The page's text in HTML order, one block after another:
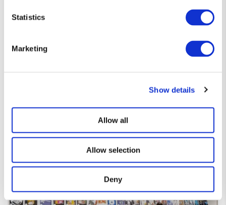
Statistics
Marketing
Show details
Allow all
Allow selection
Deny
Diseños que hablan por ti 👕
Si eres de los que prefiere decirlo sin decir nada… esta es tu